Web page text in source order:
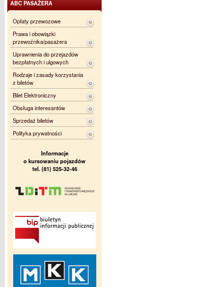
ABC PASAŻERA
Opłaty przewozowe
Prawa i obowiązki
przewoźnika/pasażera
Uprawnienia do przejazdów
bezpłatnych i ulgowych
Rodzaje i zasady korzystania
z biletów
Bilet Elektroniczny
Obsługa interesantów
Sprzedaż biletów
Polityka prywatności
Informacje
o kursowaniu pojazdów
tel. (81) 525-32-46